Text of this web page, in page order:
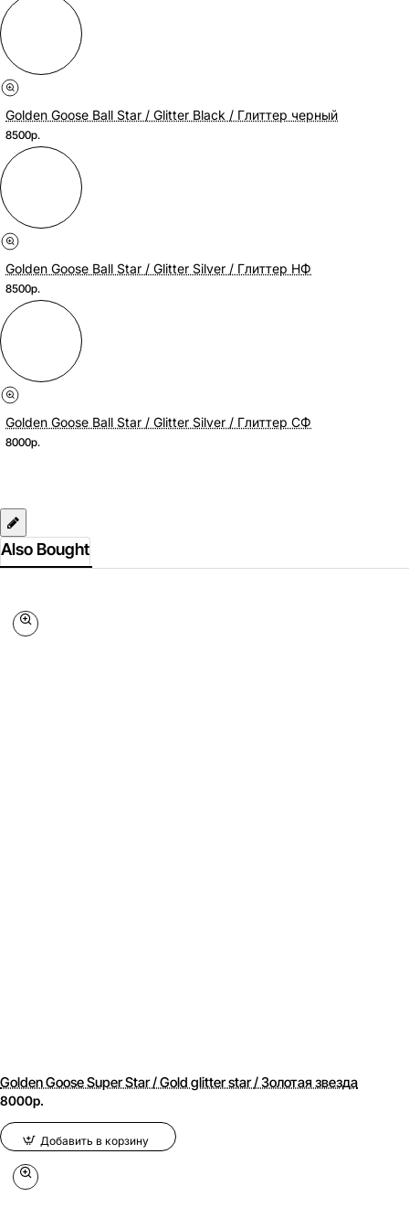
Golden Goose Ball Star / Glitter Black / Глиттер черный
8500р.
Golden Goose Ball Star / Glitter Silver / Глиттер НФ
8500р.
Golden Goose Ball Star / Glitter Silver / Глиттер СФ
8000р.
Also Bought
Golden Goose Super Star / Gold glitter star / Золотая звезда
8000р.
Добавить в корзину